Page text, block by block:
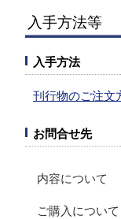
入手方法等
入手方法
刊行物のご注文
お問合せ先
内容について
ご購入について